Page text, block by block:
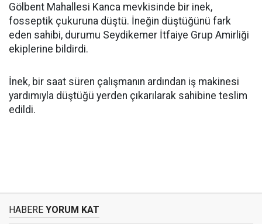
Gölbent Mahallesi Kanca mevkisinde bir inek,
fosseptik çukuruna düştü. İneğin düştüğünü fark
eden sahibi, durumu Seydikemer İtfaiye Grup Amirliği
ekiplerine bildirdi.
İnek, bir saat süren çalışmanın ardından iş makinesi
yardımıyla düştüğü yerden çıkarılarak sahibine teslim
edildi.
HABERE YORUM KAT